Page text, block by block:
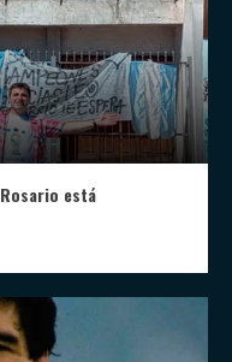
está